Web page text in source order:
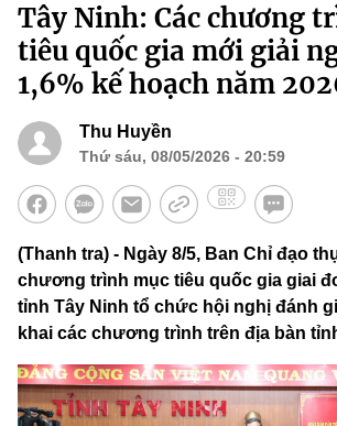
Tây Ninh: Các chương
tiêu quốc gia mới giải
1,6% kế hoạch năm
Thu Huyền
Thứ sáu, 08/05/2026 - 20:59
(Thanh tra) - Ngày 8/5, Ban Chỉ đạo
chương trình mục tiêu quốc gia giai
tỉnh Tây Ninh tổ chức hội nghị đánh
khai các chương trình trên địa bàn